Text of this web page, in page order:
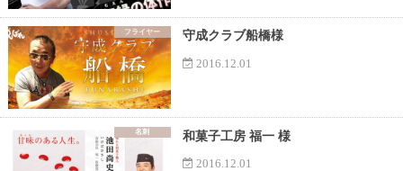
フライヤー 守成クラブ船橋様
2016.12.01
名刺 和菓子工房 福一 様
2016.12.01